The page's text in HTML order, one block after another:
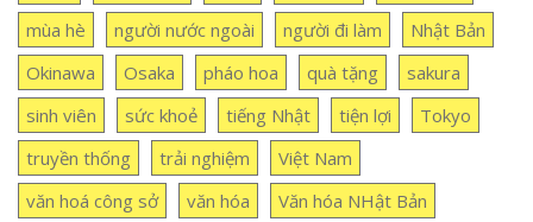
mùa hè
người nước ngoài người đi làm
Nhật Bản
Okinawa
Osaka pháo hoa quà tặng
sakura
sinh viên
sức khoẻ tiếng Nhật tiện lợi
Tokyo
truyền thống
trải nghiệm
Việt Nam
văn hoá công sở
văn hóa
Văn hóa NHật Bản